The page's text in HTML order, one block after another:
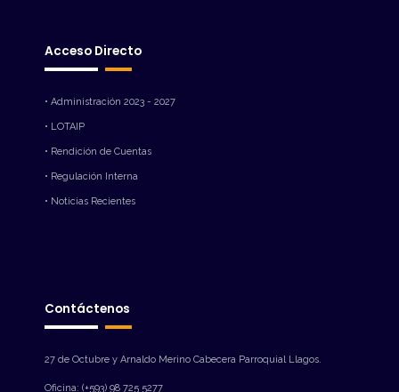
Acceso Directo
• Administración 2023 - 2027
• LOTAIP
• Rendición de Cuentas
• Regulación Interna
• Noticias Recientes
Contáctenos
27 de Octubre y Arnaldo Merino Cabecera Parroquial Llagos.
Oficina: (+593) 98 725 5277